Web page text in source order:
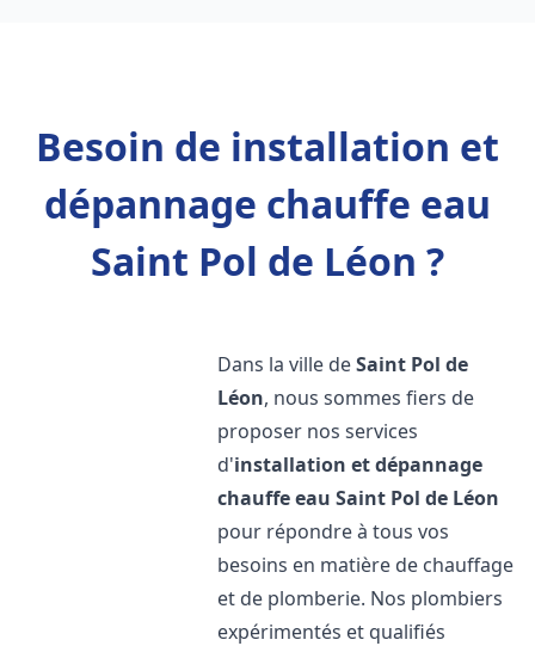
Besoin de installation et
dépannage chauffe eau
Saint Pol de Léon ?
Dans la ville deSaint Pol de
Léon, nous sommes fiers de
proposer nos services
d'installation et dépannage
chauffe eau Saint Pol de Léon
pour répondre à tous vos
besoins en matière de chauffage
et de plomberie. Nos plombiers
expérimentés et qualifiés